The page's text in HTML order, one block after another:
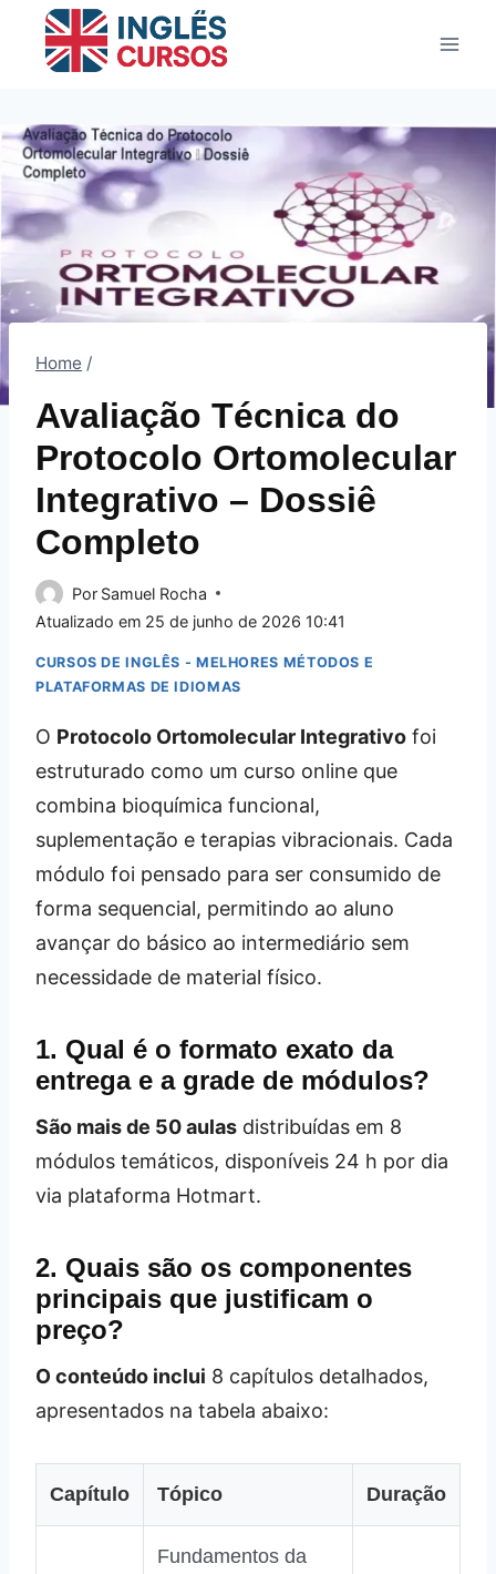
Conteúdo
Home /
Avaliação Técnica do
Protocolo Ortomolecular
Integrativo – Dossiê
Completo
Por Samuel Rocha
Atualizado em 25 de junho de 2026 10:41
CURSOS DE INGLÊS - MELHORES MÉTODOS E
PLATAFORMAS DE IDIOMAS
O Protocolo Ortomolecular Integrativo foi
estruturado como um curso online que
combina bioquímica funcional,
suplementação e terapias vibracionais. Cada
módulo foi pensado para ser consumido de
forma sequencial, permitindo ao aluno
avançar do básico ao intermediário sem
necessidade de material físico.
1. Qual é o formato exato da
entrega e a grade de módulos?
São mais de 50 aulas distribuídas em 8
módulos temáticos, disponíveis 24 h por dia
via plataforma Hotmart.
2. Quais são os componentes
principais que justificam o
preço?
O conteúdo inclui 8 capítulos detalhados,
apresentados na tabela abaixo:
Capítulo Tópico Duração
Fundamentos da